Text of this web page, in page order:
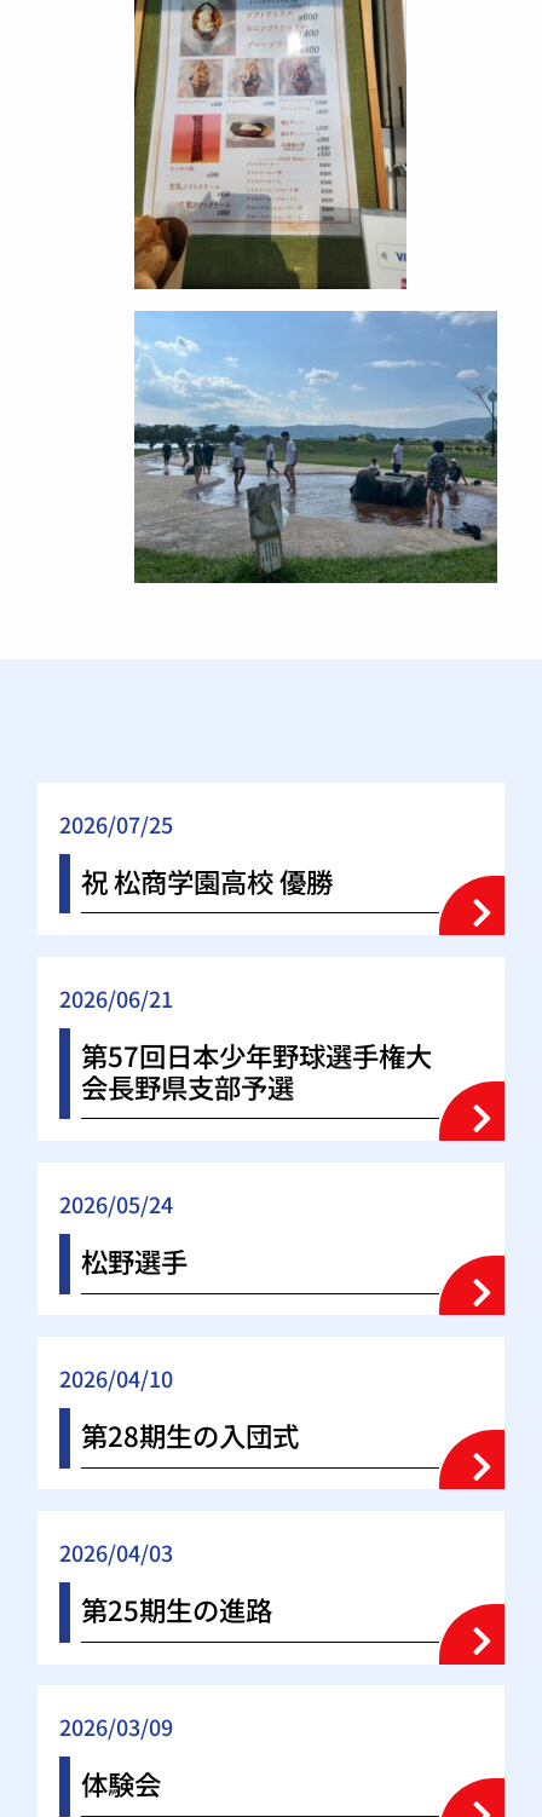
2026/07/25
祝 松商学園高校 優勝
2026/06/21
第57回日本少年野球選手権大
会長野県支部予選
2026/05/24
松野選手
2026/04/10
第28期生の入団式
2026/04/03
第25期生の進路
2026/03/09
体験会